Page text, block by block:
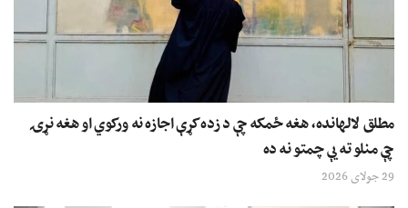
مطلق لالهانده، هغه ځمکه چې د زده کړې اجازه نه ورکوي او هغه نړۍ
چې منلو ته یې چمتو نه ده
29 جولای 2026